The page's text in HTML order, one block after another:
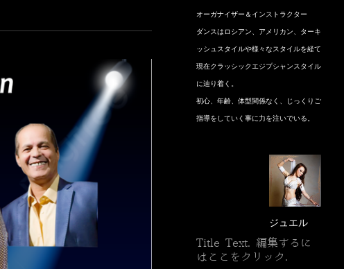
オーガナイザー＆インストラクター
​ダンスはロシアン、アメリカン、ターキ
ッシュスタイルや様々なスタイルを経て
現在クラッシックエジプシャンスタイル
に辿り着く。
初心、年齢、体型関係なく、じっくりご
指導をしていく事に力を注いでいる。
ジュエル
Title Text. 編集するに
はここをクリック.